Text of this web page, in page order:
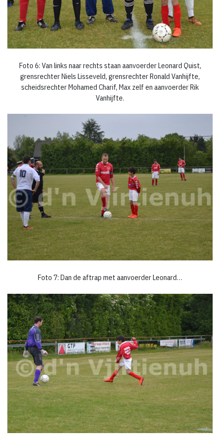
Foto 6: Van links naar rechts staan aanvoerder Leonard Quist,
grensrechter Niels Lisseveld, grensrechter Ronald Vanhijfte,
scheidsrechter Mohamed Charif, Max zelf en aanvoerder Rik
Vanhijfte.
Foto 7: Dan de aftrap met aanvoerder Leonard…